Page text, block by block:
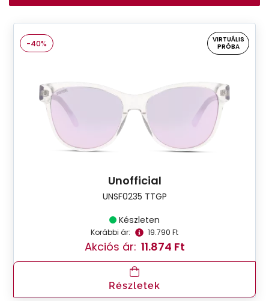
-40%
VIRTUÁLIS
PRÓBA
Unofficial
UNSF0235 TTGP
Készleten
Korábbi ár: 19.790 Ft
Akciós ár: 11.874 Ft
Részletek